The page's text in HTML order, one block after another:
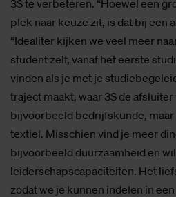
3S te verbeteren. “Hoewel een
plek naar keuze zit, is dat bij een
“Idealiter kijken we veel meer
student zelf, vanaf het eerste
vinden als je met je
traject maakt, waar 3S de
bijvoorbeeld bedrijfskunde,
textiel. Misschien vind je meer
bijvoorbeeld duurzaamheid en
leiderschapscapaciteiten. Het
zodat we je kunnen indelen in